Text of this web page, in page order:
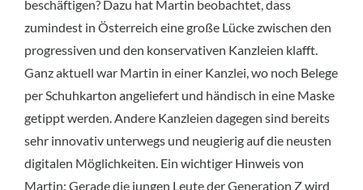
beschäftigen? Dazu hat Martin beobachtet, dass
zumindest in Österreich eine große Lücke zwischen den
progressiven und den konservativen Kanzleien klafft.
Ganz aktuell war Martin in einer Kanzlei, wo noch Belege
per Schuhkarton angeliefert und händisch in eine Maske
getippt werden. Andere Kanzleien dagegen sind bereits
sehr innovativ unterwegs und neugierig auf die neusten
digitalen Möglichkeiten. Ein wichtiger Hinweis von
Martin: Gerade die jungen Leute der Generation Z wird